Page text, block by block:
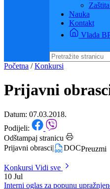
Dokumenti
Budžet
Nauka
Kontakt
Vlada
Početna /Konkursi
Prijavni obrasci
Datum: 07.03.2018.
Podijeli:
Odštampaj stranicu
Prijavni obrasci